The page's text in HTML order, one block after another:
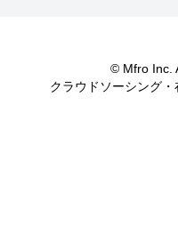
© Mfro Inc.
クラウドソーシング・